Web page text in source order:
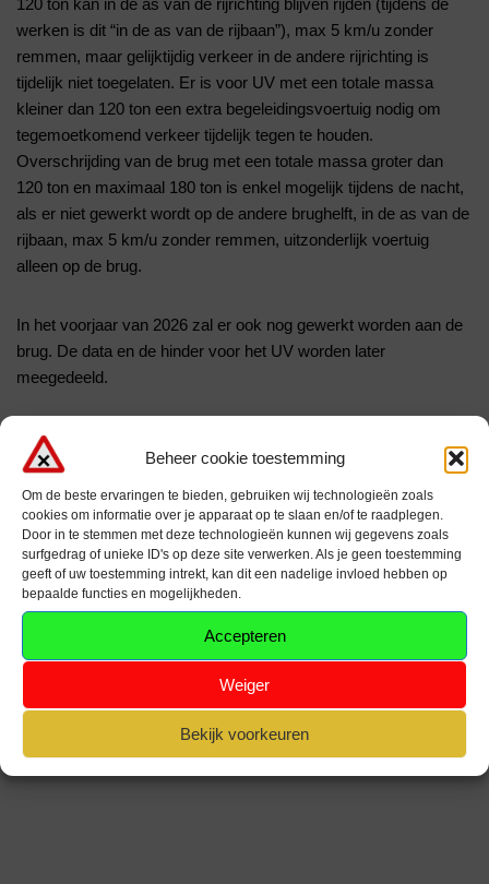
Beheer cookie toestemming
Om de beste ervaringen te bieden, gebruiken wij technologieën zoals
cookies om informatie over je apparaat op te slaan en/of te raadplegen.
Door in te stemmen met deze technologieën kunnen wij gegevens zoals
surfgedrag of unieke ID's op deze site verwerken. Als je geen toestemming
geeft of uw toestemming intrekt, kan dit een nadelige invloed hebben op
bepaalde functies en mogelijkheden.
Accepteren
Weiger
Bekijk voorkeuren
120 ton kan in de as van de rijrichting blijven rijden (tijdens de
werken is dit “in de as van de rijbaan”), max 5 km/u zonder
remmen, maar gelijktijdig verkeer in de andere rijrichting is
tijdelijk niet toegelaten. Er is voor UV met een totale massa
kleiner dan 120 ton een extra begeleidingsvoertuig nodig om
tegemoetkomend verkeer tijdelijk tegen te houden.
Overschrijding van de brug met een totale massa groter dan
120 ton en maximaal 180 ton is enkel mogelijk tijdens de nacht,
als er niet gewerkt wordt op de andere brughelft, in de as van de
rijbaan, max 5 km/u zonder remmen, uitzonderlijk voertuig
alleen op de brug.
In het voorjaar van 2026 zal er ook nog gewerkt worden aan de
brug. De data en de hinder voor het UV worden later
meegedeeld.